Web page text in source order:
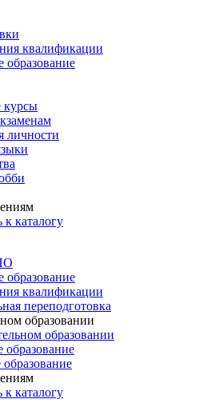
квалификации
образование
курсы
личности
каталогу
образование
квалификации
переподготовка
образовании
образовании
образование
каталогу